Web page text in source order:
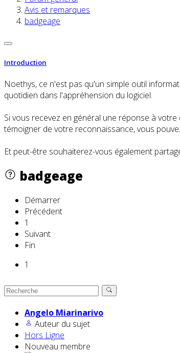
Avis et remarques
badgeage
Introduction
Noethys, ce n'est pas qu'un simple outil
quotidien dans l'appréhension du logiciel.
Si vous recevez en général une réponse à
témoigner de votre reconnaissance, vous
Et peut-être souhaiterez-vous également
badgeage
Démarrer
Précédent
1
Suivant
Fin
1
Angelo Miarinarivo
Auteur du sujet
Hors Ligne
Nouveau membre